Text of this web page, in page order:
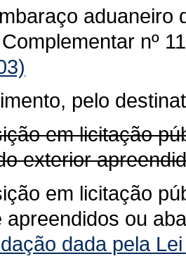
aduaneiro
nº
pelo
em licitação
exterior
em licitação
apreendidos ou
dada pela